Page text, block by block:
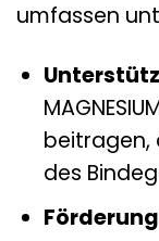
umfassen
beitragen,
des